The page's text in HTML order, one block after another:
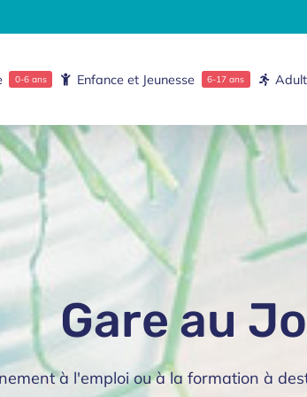
0-6 ans Enfance et Jeunesse 6-17 ans
Gare au
à l'emploi ou à la formation à